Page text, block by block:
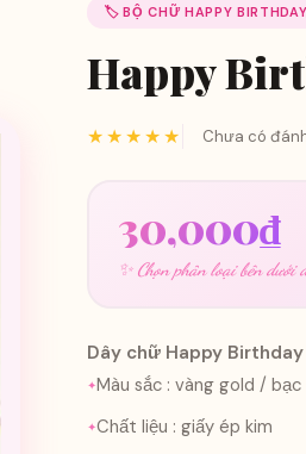
🏷️ BỘ CHỮ HAPPY
Happy
★★★★★ Chưa có
30,000₫
✨ Chọn phân loại bên dưới
Dây chữ Happy Birthday
Màu sắc : vàng gold / bạc
Chất liệu : giấy ép kim